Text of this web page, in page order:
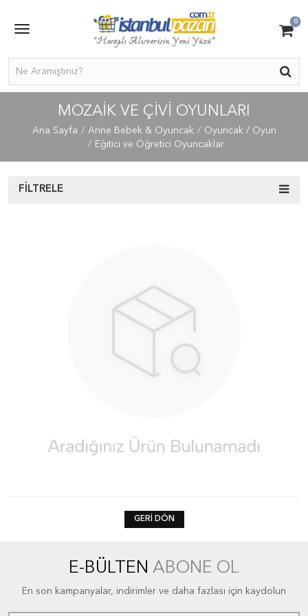
0
MOZAIK VE ÇIVI OYUNLARI
Ana Sayfa Anne Bebek & Oyuncak
Oyuncak / Oyun
Eğitici ve Öğretici Oyuncaklar
FILTRELE
GERI DÖN
E-BÜLTEN ABONE OL
En son kampanyalar, indirimler ve daha fazlası için kaydolun